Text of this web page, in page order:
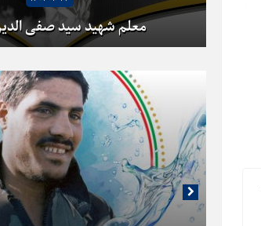
معلم شهید سید صفی